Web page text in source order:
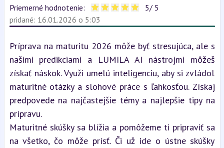
Priemerné hodnotenie: 5/ 5
pridané: 16.01.2026 o 5:03
Príprava na maturitu 2026 môže byť stresujúca, ale s
našimi predikciami a LUMILA AI nástrojmi môžeš
získať náskok. Využi umelú inteligenciu, aby si zvládol
maturitné otázky a slohové práce s ľahkosťou. Získaj
predpovede na najčastejšie témy a najlepšie tipy na
prípravu.
Maturitné skúšky sa blížia a pomôžeme ti pripraviť sa
na všetko, čo môže prísť. Či už ide o ústne skúšky